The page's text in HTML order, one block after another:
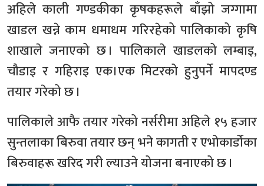
अहिले काली गण्डकीका कृषकहरूले बाँझो जग्गामा
खाडल खन्ने काम धमाधम गरिरहेको पालिकाको कृषि
शाखाले जनाएको छ । पालिकाले खाडलको लम्बाइ,
चौडाइ र गहिराइ एक।एक मिटरको हुनुपर्ने मापदण्ड
तयार गरेको छ ।
पालिकाले आफै तयार गरेको नर्सरीमा अहिले १५ हजार
सुन्तलाका बिरुवा तयार छन् भने कागती र एभोकार्डोका
बिरुवाहरू खरिद गरी ल्याउने योजना बनाएको छ ।